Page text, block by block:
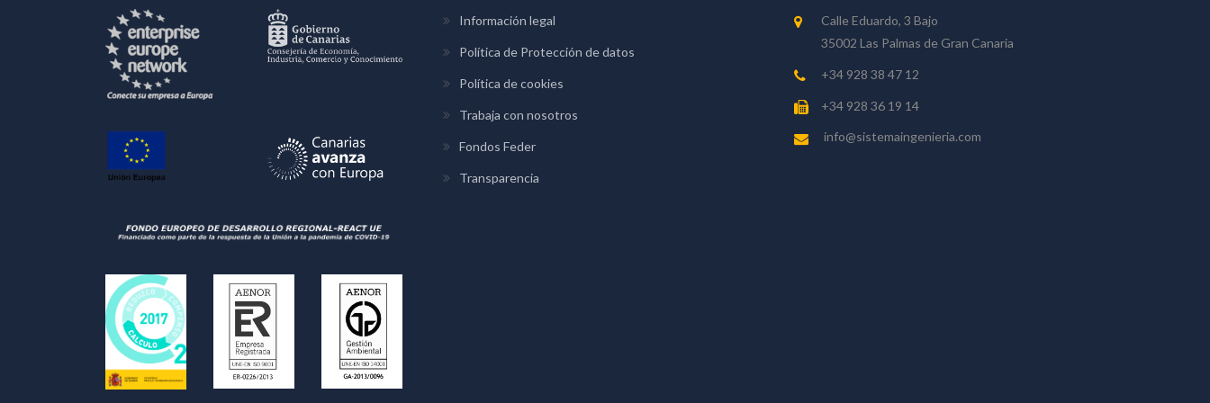
Información legal
Política de Protección de datos
Política de cookies
Trabaja con nosotros
Fondos Feder
Transparencia
Calle Eduardo, 3 Bajo
35002 Las Palmas de Gran Canaria
+34 928 38 47 12
+34 928 36 19 14
info@sistemaingenieria.com